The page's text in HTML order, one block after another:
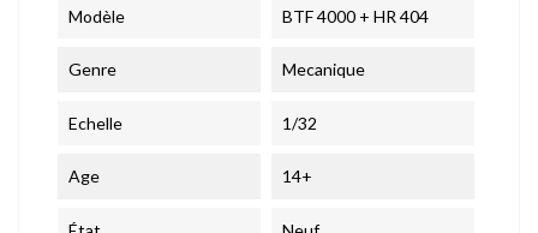
Modèle BTF 4000 + HR 404
Genre Mecanique
Echelle 1/32
Age 14+